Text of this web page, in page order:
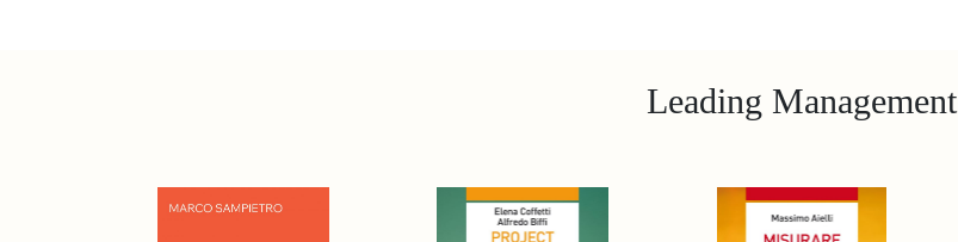
Leading Management